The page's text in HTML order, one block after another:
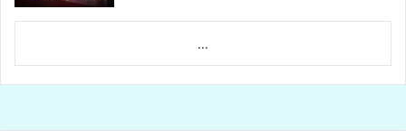
...